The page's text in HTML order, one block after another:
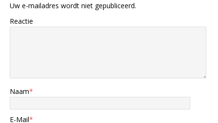
Uw e-mailadres wordt niet gepubliceerd.
Reactie
Naam*
E-Mail*